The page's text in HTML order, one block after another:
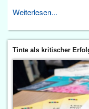
Weiterlesen...
Tinte als kritischer